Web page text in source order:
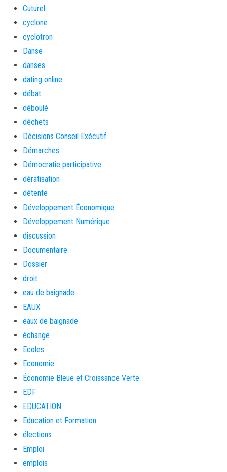
Cuturel
cyclone
cyclotron
Danse
danses
dating online
débat
déboulé
déchets
Décisions Conseil Exécutif
Démarches
Démocratie participative
dératisation
détente
Développement Économique
Développement Numérique
discussion
Documentaire
Dossier
droit
eau de baignade
EAUX
eaux de baignade
échange
Ecoles
Economie
Économie Bleue et Croissance Verte
EDF
EDUCATION
Education et Formation
élections
Emploi
emplois